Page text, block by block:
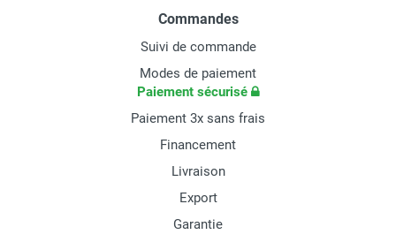
Commandes
Suivi de commande
Modes de paiement
Paiement sécurisé
Paiement 3x sans frais
Financement
Livraison
Export
Garantie